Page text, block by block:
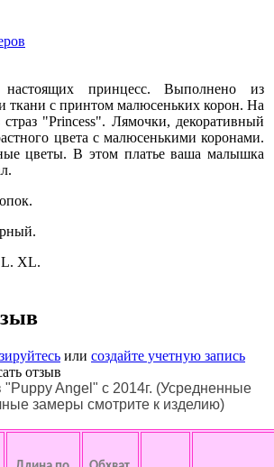
принцесс. Выполнено из
ткани с принтом малюсеньких корон. На
"Princess". Лямочки, декоративный
цвета с малюсенькими коронами.
цветы. В этом платье ваша малышка
L. XL.
или создайте учетную запись
отзыв
Angel" с 2014г. (Усредненные
замеры смотрите к изделию)